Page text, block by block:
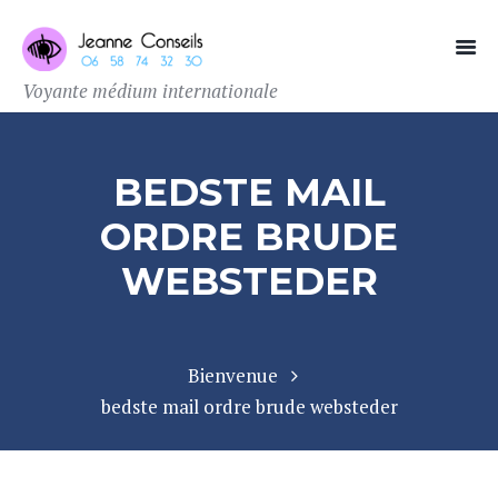
Voyante médium internationale
BEDSTE MAIL
ORDRE BRUDE
WEBSTEDER
Bienvenue
bedste mail ordre brude websteder